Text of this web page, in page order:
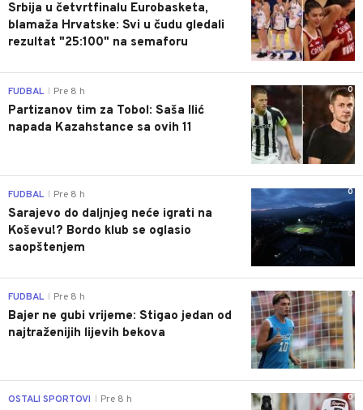
Srbija u četvrtfinalu Eurobasketa,
blamaža Hrvatske: Svi u čudu gledali
rezultat "25:100" na semaforu
0
FUDBAL Pre 8 h
Partizanov tim za Tobol: Saša Ilić
napada Kazahstance sa ovih 11
0
FUDBAL Pre 8 h
Sarajevo do daljnjeg neće igrati na
Koševu!? Bordo klub se oglasio
saopštenjem
0
FUDBAL Pre 8 h
Bajer ne gubi vrijeme: Stigao jedan od
najtraženijih lijevih bekova
0
OSTALI SPORTOVI Pre 8 h